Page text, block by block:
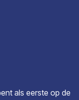
als eerste op de